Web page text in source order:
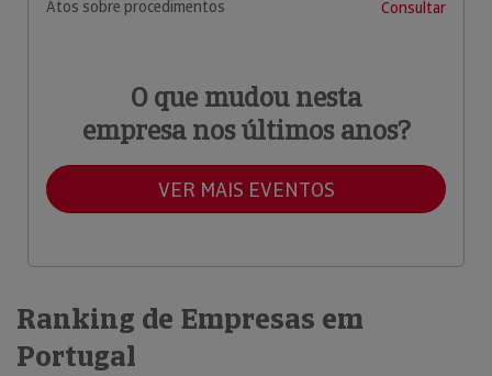
Atos sobre procedimentos
Consultar
O que mudou nesta
empresa nos últimos anos?
VER MAIS EVENTOS
Ranking de Empresas em
Portugal